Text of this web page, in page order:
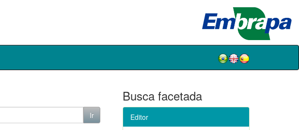
Busca facetada
Editor